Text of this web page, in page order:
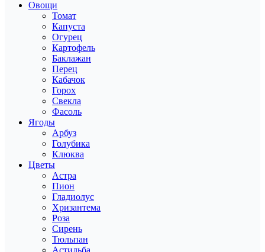
Овощи
Томат
Капуста
Огурец
Картофель
Баклажан
Перец
Кабачок
Горох
Свекла
Фасоль
Ягоды
Арбуз
Голубика
Клюква
Цветы
Астра
Пион
Гладиолус
Хризантема
Роза
Сирень
Тюльпан
Астильба